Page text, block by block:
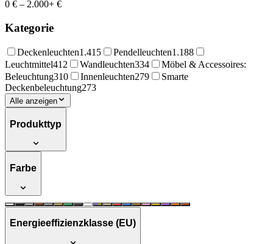
0 € – 2.000+ €
Kategorie
Deckenleuchten1.415 Pendelleuchten1.188
Leuchtmittel412 Wandleuchten334
Möbel & Accessoires:
Beleuchtung310 Innenleuchten279
Smarte
Deckenbeleuchtung273
Alle anzeigen
Produkttyp
Farbe
Energieeffizienzklasse (EU)